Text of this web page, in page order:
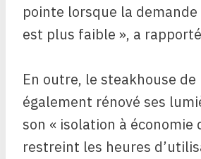
pointe lorsque la
est plus faible », a
En outre, le steakhouse de
également rénové ses
son « isolation à économie
restreint les heures